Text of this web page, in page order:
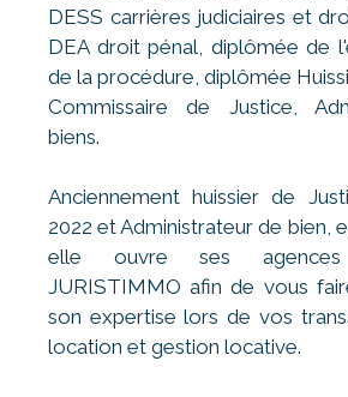
DESS carrières judiciaires et
DEA droit pénal, diplômée de
de la procédure, diplômée
Commissaire de Justice,
biens.
Anciennement huissier de
2022 et Administrateur de bien,
elle ouvre ses agences
JURISTIMMO afin de vous
son expertise lors de vos
location et gestion locative.